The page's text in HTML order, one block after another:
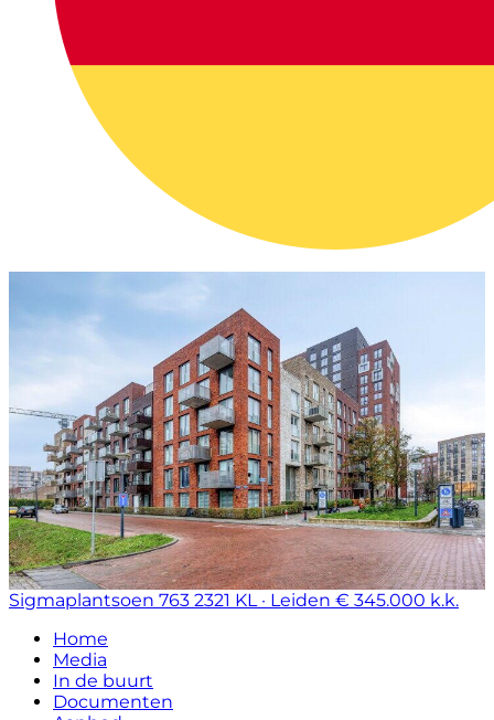
Sigmaplantsoen 763 2321 KL · Leiden € 345.000 k.k.
Home
Media
In de buurt
Documenten